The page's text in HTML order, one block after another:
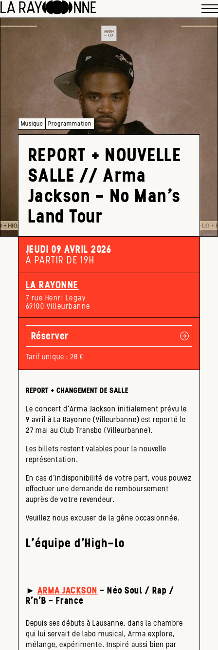
Musique Programmation
REPORT + NOUVELLE
SALLE // Arma
Jackson – No Man’s
Land Tour
JEUDI 09 AVRIL 2026
À PARTIR DE 19H
LA RAYONNE
7 rue Henri Legay
69100 Villeurbanne
Réserver
Tarif unique : 28 €
REPORT + CHANGEMENT DE SALLE
Le concert d’Arma Jackson initialement prévu le
9 avril à La Rayonne (Villeurbanne) est reporté le
27 mai au Club Transbo (Villeurbanne).
Les billets restent valables pour la nouvelle
représentation.
En cas d’indisponibilité de votre part, vous pouvez
effectuer une demande de remboursement
auprès de votre revendeur.
Veuillez nous excuser de la gêne occasionnée.
L’équipe d’High-lo
► ARMA JACKSON – Néo Soul / Rap /
R’n’B – France
Depuis ses débuts à Lausanne, dans la chambre
qui lui servait de labo musical, Arma explore,
mélange, expérimente. Inspiré aussi bien par